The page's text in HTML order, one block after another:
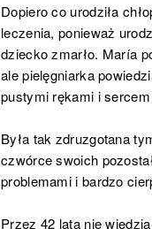
Dopiero co urodziła
leczenia, ponieważ
dziecko zmarło. María
ale pielęgniarka
pustymi rękami i
Była tak zdruzgotana
czwórce swoich
problemami i bardzo
Przez 42 lata nie